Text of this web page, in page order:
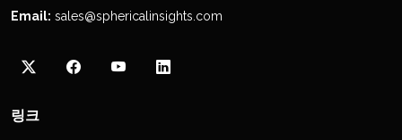
Email: sales@sphericalinsights.com
링크